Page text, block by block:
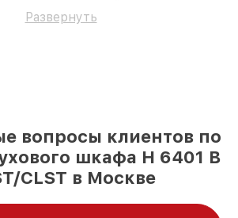
Развернуть
вопросы клиентов по
шкафа H 6401 B
CLST в Москве